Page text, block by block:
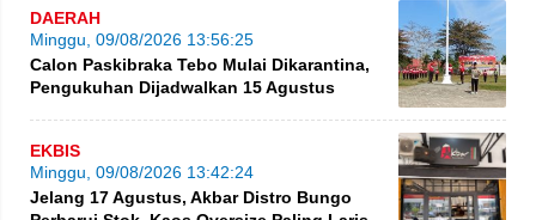
DAERAH
Minggu, 09/08/2026 13:56:25
Calon Paskibraka Tebo Mulai Dikarantina,
Pengukuhan Dijadwalkan 15 Agustus
EKBIS
Minggu, 09/08/2026 13:42:24
Jelang 17 Agustus, Akbar Distro Bungo